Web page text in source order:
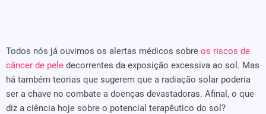
Todos nós já ouvimos os alertas médicos sobre os riscos de
câncer de pele decorrentes da exposição excessiva ao sol. Mas
há também teorias que sugerem que a radiação solar poderia
ser a chave no combate a doenças devastadoras. Afinal, o que
diz a ciência hoje sobre o potencial terapêutico do sol?